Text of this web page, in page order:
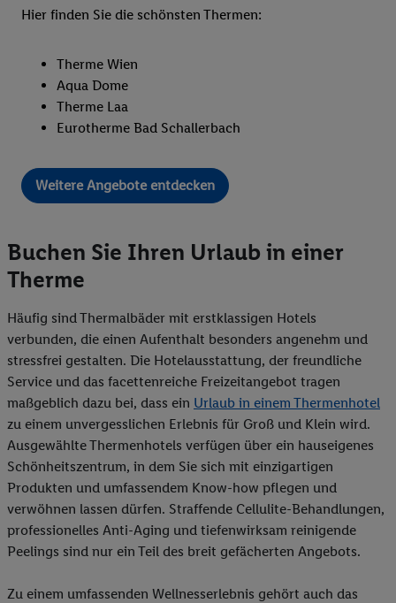
Hier finden Sie die schönsten Thermen:
Therme Wien
Aqua Dome
Therme Laa
Eurotherme Bad Schallerbach
Weitere Angebote entdecken
Buchen Sie Ihren Urlaub in einer
Therme
Häufig sind Thermalbäder mit erstklassigen Hotels
verbunden, die einen Aufenthalt besonders angenehm und
stressfrei gestalten. Die Hotelausstattung, der freundliche
Service und das facettenreiche Freizeitangebot tragen
maßgeblich dazu bei, dass ein Urlaub in einem Thermenhotel
zu einem unvergesslichen Erlebnis für Groß und Klein wird.
Ausgewählte Thermenhotels verfügen über ein hauseigenes
Schönheitszentrum, in dem Sie sich mit einzigartigen
Produkten und umfassendem Know-how pflegen und
verwöhnen lassen dürfen. Straffende Cellulite-Behandlungen,
professionelles Anti-Aging und tiefenwirksam reinigende
Peelings sind nur ein Teil des breit gefächerten Angebots.
Zu einem umfassenden Wellnesserlebnis gehört auch das